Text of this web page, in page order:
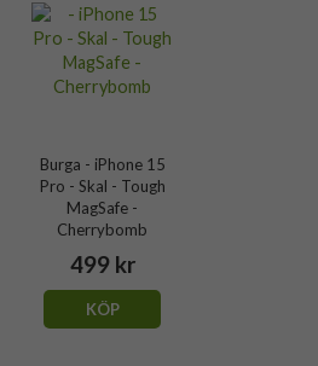
Burga - iPhone 15
Pro - Skal - Tough
MagSafe -
Cherrybomb
499 kr
KÖP